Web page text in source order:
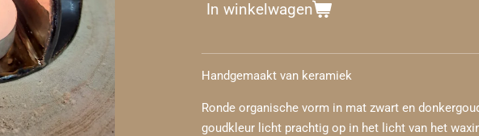
In winkelwagen
Handgemaakt van keramiek
Ronde organische vorm in mat zwart en
goudkleur licht prachtig op in het licht van het